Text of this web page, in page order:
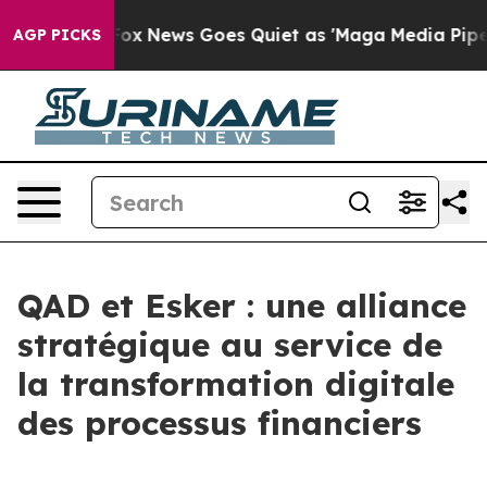
AGP PICKS
Exist Fox News Goes Quiet as 'Maga Media
QAD et Esker : une alliance
stratégique au service de
la transformation digitale
des processus financiers